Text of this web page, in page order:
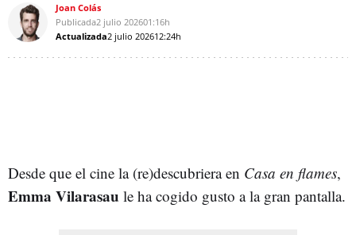
Joan Colás
Publicada2 julio 202601:16h
Actualizada2 julio 202612:24h
Desde que el cine la (re)descubriera en Casa en flames,
Emma Vilarasau le ha cogido gusto a la gran pantalla.